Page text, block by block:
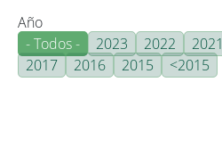
Año
- Todos -
2023 2022 2021
2017
2016 2015 <2015